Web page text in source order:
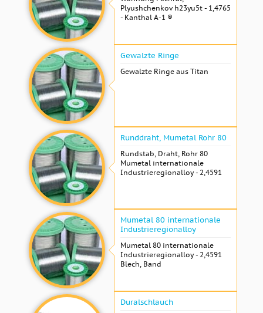
Plyushchenkov h23yu5t - 1,4765
- Kanthal A-1 ®
Gewalzte Ringe
Gewalzte Ringe aus Titan
Runddraht, Mumetal Rohr 80
Rundstab, Draht, Rohr 80
Mumetal internationale
Industrieregionalloy - 2,4591
Mumetal 80 internationale
Industrieregionalloy
Mumetal 80 internationale
Industrieregionalloy - 2,4591
Blech, Band
Duralschlauch